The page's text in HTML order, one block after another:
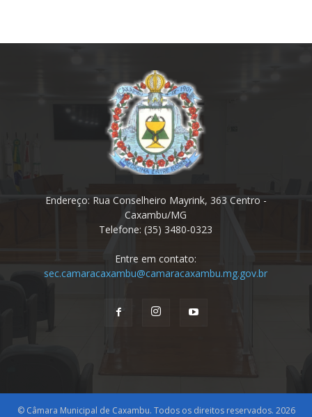
Endereço: Rua Conselheiro Mayrink, 363 Centro -
Caxambu/MG
Telefone: (35) 3480-0323
Entre em contato:
sec.camaracaxambu@camaracaxambu.mg.gov.br
© Câmara Municipal de Caxambu. Todos os direitos reservados. 2026